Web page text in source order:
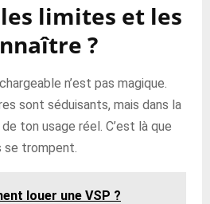
limites et les
?
n’est pas magique.
sont séduisants, mais dans la
ton usage réel. C’est là que
se trompent.
louer une VSP ?